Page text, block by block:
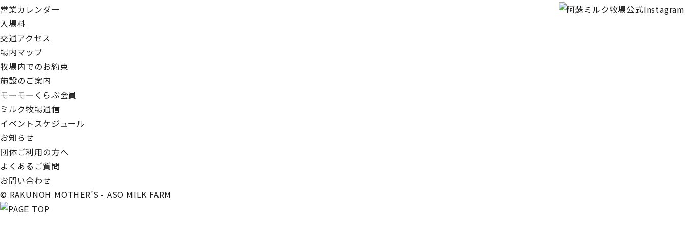
営業カレンダー
入場料
交通アクセス
場内マップ
牧場内でのお約束
施設のご案内
モーモーくらぶ会員
ミルク牧場通信
イベントスケジュール
お知らせ
団体ご利用の方へ
よくあるご質問
お問い合わせ
© RAKUNOH MOTHER’S - ASO MILK FARM